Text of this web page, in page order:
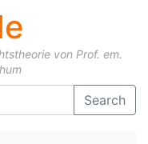
von Prof. em.
Search